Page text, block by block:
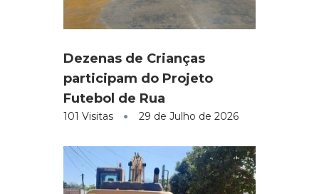
Dezenas de Crianças
participam do Projeto
Futebol de Rua
101 Visitas 29 de Julho de 2026